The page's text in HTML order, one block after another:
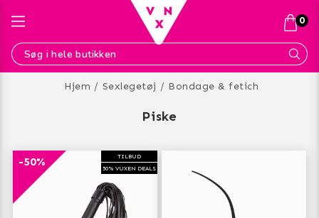
Hjem Sexlegetøj Bondage & fetich
piske
TILBUD
50% VUXEN DEALS
-50%
0